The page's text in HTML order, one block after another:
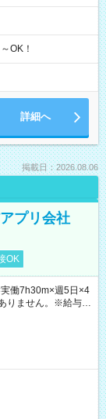
OK！
詳細へ
掲載日：2026.08.06
プリ会社
OK
働7h30m×週5日×4
りません。※給与即